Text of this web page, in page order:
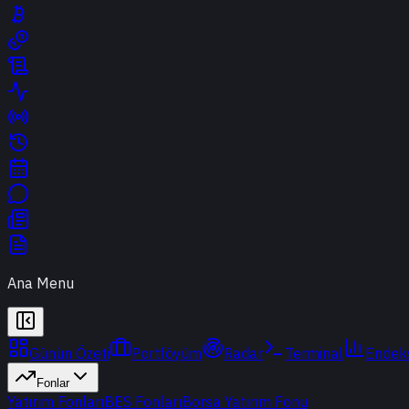
Ana Menu
Günün Özeti Portföyüm Radar Terminal
Fonlar
Yatırım FonlarıBES FonlarıBorsa Yatırım Fonu